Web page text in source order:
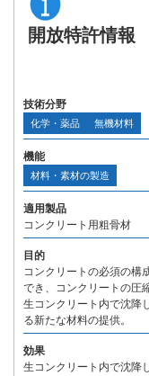
開放特許情報
技術分野
化学・薬品 無機材料
機能
材料・素材の製造
適用製品
コンクリート用粗骨材
目的
コンクリートの必須の構
でき、コンクリートの圧
生コンクリート内で沈降
る新たな材料の提供。
効果
生コンクリート内で沈降